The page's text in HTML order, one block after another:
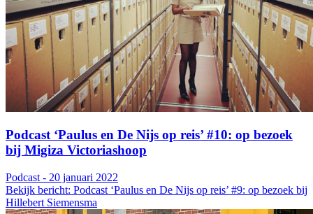
Podcast ‘Paulus en De Nijs op reis’ #10: op bezoek
bij Migiza Victoriashoop
Podcast - 20 januari 2022
Bekijk bericht: Podcast ‘Paulus en De Nijs op reis’ #9: op bezoek bij
Hillebert Siemensma